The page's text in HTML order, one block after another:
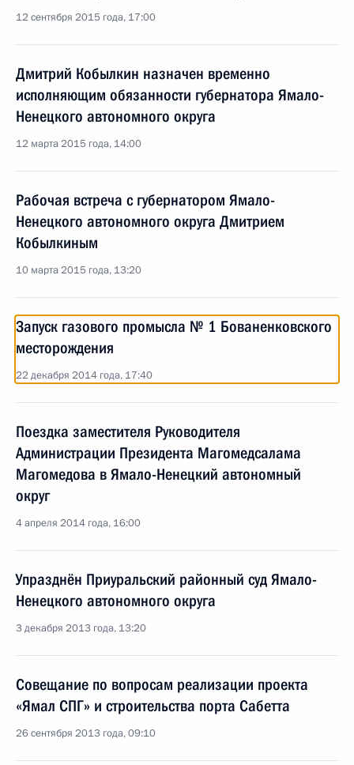
12 сентября 2015 года, 17:00
Дмитрий Кобылкин назначен временно
исполняющим обязанности губернатора Ямало-
Ненецкого автономного округа
12 марта 2015 года, 14:00
Рабочая встреча с губернатором Ямало-
Ненецкого автономного округа Дмитрием
Кобылкиным
10 марта 2015 года, 13:20
Запуск газового промысла № 1 Бованенковского
месторождения
22 декабря 2014 года, 17:40
Поездка заместителя Руководителя
Администрации Президента Магомедсалама
Магомедова в Ямало-Ненецкий автономный
округ
4 апреля 2014 года, 16:00
Упразднён Приуральский районный суд Ямало-
Ненецкого автономного округа
3 декабря 2013 года, 13:20
Совещание по вопросам реализации проекта
«Ямал СПГ» и строительства порта Сабетта
26 сентября 2013 года, 09:10